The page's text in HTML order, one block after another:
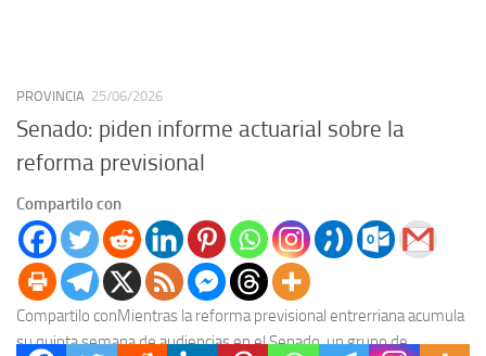
PROVINCIA 25/06/2026
Senado: piden informe actuarial sobre la
reforma previsional
Compartilo con
Compartilo conMientras la reforma previsional entrerriana acumula
su quinta semana de audiencias en el Senado, un grupo de